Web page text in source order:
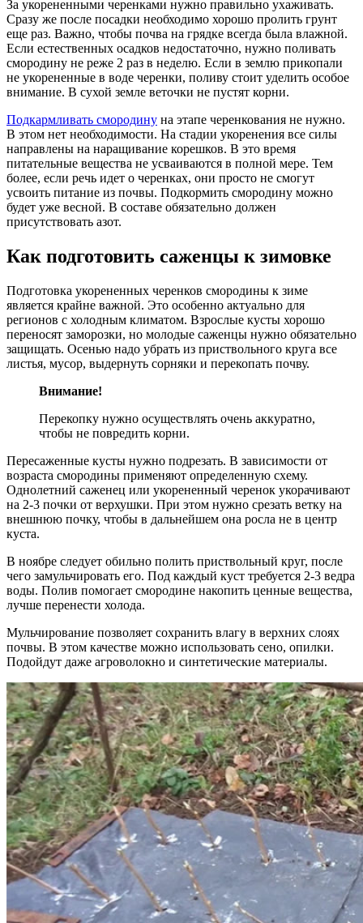
За укорененными черенками нужно правильно ухаживать.
Сразу же после посадки необходимо хорошо пролить грунт
еще раз. Важно, чтобы почва на грядке всегда была влажной.
Если естественных осадков недостаточно, нужно поливать
смородину не реже 2 раз в неделю. Если в землю прикопали
не укорененные в воде черенки, поливу стоит уделить особое
внимание. В сухой земле веточки не пустят корни.
Подкармливать смородину на этапе черенкования не нужно.
В этом нет необходимости. На стадии укоренения все силы
направлены на наращивание корешков. В это время
питательные вещества не усваиваются в полной мере. Тем
более, если речь идет о черенках, они просто не смогут
усвоить питание из почвы. Подкормить смородину можно
будет уже весной. В составе обязательно должен
присутствовать азот.
Как подготовить саженцы к зимовке
Подготовка укорененных черенков смородины к зиме
является крайне важной. Это особенно актуально для
регионов с холодным климатом. Взрослые кусты хорошо
переносят заморозки, но молодые саженцы нужно обязательно
защищать. Осенью надо убрать из приствольного круга все
листья, мусор, выдернуть сорняки и перекопать почву.
Внимание!
Перекопку нужно осуществлять очень аккуратно,
чтобы не повредить корни.
Пересаженные кусты нужно подрезать. В зависимости от
возраста смородины применяют определенную схему.
Однолетний саженец или укорененный черенок укорачивают
на 2-3 почки от верхушки. При этом нужно срезать ветку на
внешнюю почку, чтобы в дальнейшем она росла не в центр
куста.
В ноябре следует обильно полить приствольный круг, после
чего замульчировать его. Под каждый куст требуется 2-3 ведра
воды. Полив помогает смородине накопить ценные вещества,
лучше перенести холода.
Мульчирование позволяет сохранить влагу в верхних слоях
почвы. В этом качестве можно использовать сено, опилки.
Подойдут даже агроволокно и синтетические материалы.